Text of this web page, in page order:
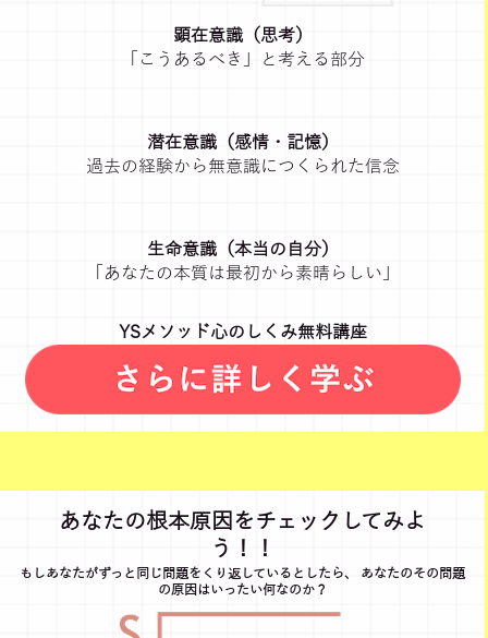
顕在意識（思考）
「こうあるべき」と考える部分
潜在意識（感情・記憶）
過去の経験から無意識につくられた信念
生命意識（本当の自分）
「あなたの本質は最初から素晴らしい」
YSメソッド心のしくみ無料講座
あなたの根本原因をチェックしてみよ
う！！